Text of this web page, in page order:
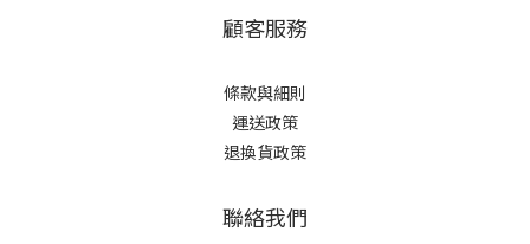
顧客服務
條款與細則
運送政策
退換貨政策
聯絡我們